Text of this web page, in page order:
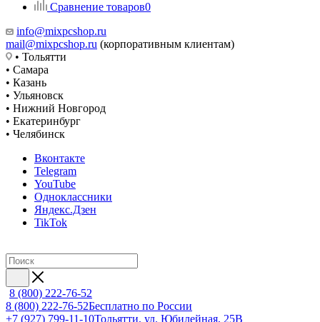
Сравнение товаров0
info@mixpcshop.ru
mail@mixpcshop.ru (корпоративным клиентам)
• Тольятти
• Самара
• Казань
• Ульяновск
• Нижний Новгород
• Екатеринбург
• Челябинск
Вконтакте
Telegram
YouTube
Одноклассники
Яндекс.Дзен
TikTok
8 (800) 222-76-52
8 (800) 222-76-52Бесплатно по России
+7 (927) 799-11-10Тольятти, ул. Юбилейная, 25В